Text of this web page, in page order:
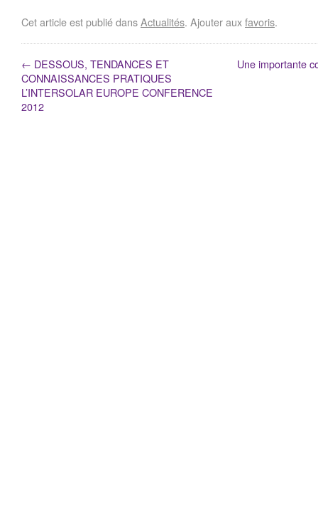
Cet article est publié dansActualités. Ajouter auxfavoris.
← DESSOUS, TENDANCES ET
CONNAISSANCES PRATIQUES
L’INTERSOLAR EUROPE CONFERENCE
2012
Une importante